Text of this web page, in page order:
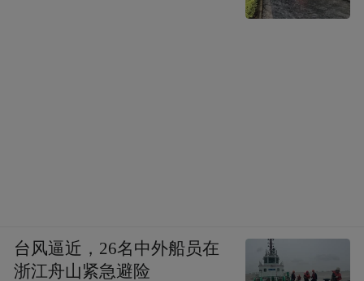
台风逼近，26名中外船员在
浙江舟山紧急避险